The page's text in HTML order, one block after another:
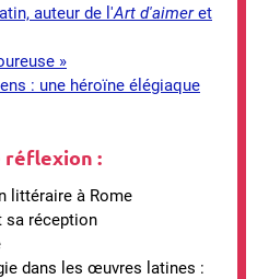
auteur de l'Art d'aimeret
»
: une héroïne élégiaque
réflexion :
littéraire à Rome
sa réception
dans les œuvres latines :